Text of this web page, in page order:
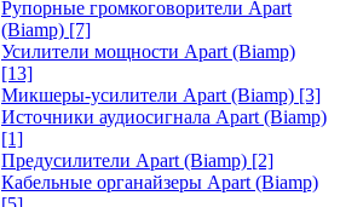
Рупорные громкоговорители Apart
(Biamp) [7]
Усилители мощности Apart (Biamp)
[13]
Микшеры-усилители Apart (Biamp) [3]
Источники аудиосигнала Apart (Biamp)
[1]
Предусилители Apart (Biamp) [2]
Кабельные органайзеры Apart (Biamp)